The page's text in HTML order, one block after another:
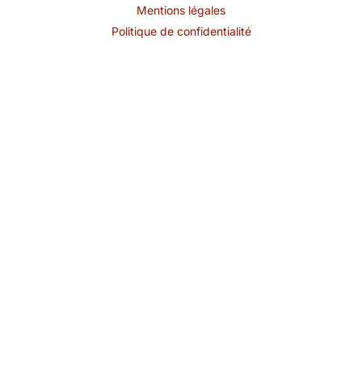
Mentions légales
Politique de confidentialité